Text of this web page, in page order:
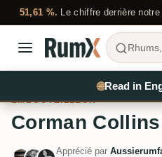
51,61 %. Le chiffre derrière
Rhums,
Embouteilleurs
EMBOUTEILLEUR
Corman Collins
Apprécié par
🌐Read in